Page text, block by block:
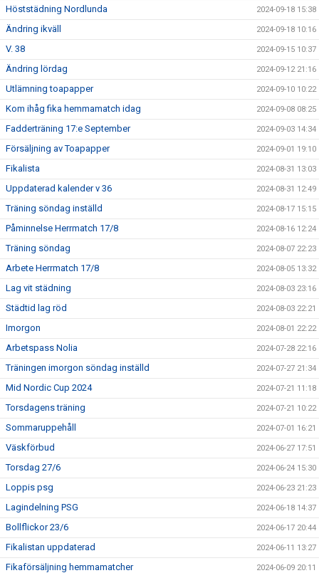
Höststädning Nordlunda 2024-09-18 15:38
Ändring ikväll 2024-09-18 10:16
V. 38 2024-09-15 10:37
Ändring lördag 2024-09-12 21:16
Utlämning toapapper 2024-09-10 10:22
Kom ihåg fika hemmamatch idag 2024-09-08 08:25
Fadderträning 17:e September 2024-09-03 14:34
Försäljning av Toapapper 2024-09-01 19:10
Fikalista 2024-08-31 13:03
Uppdaterad kalender v 36 2024-08-31 12:49
Träning söndag inställd 2024-08-17 15:15
Påminnelse Herrmatch 17/8 2024-08-16 12:24
Träning söndag 2024-08-07 22:23
Arbete Herrmatch 17/8 2024-08-05 13:32
Lag vit städning 2024-08-03 23:16
Städtid lag röd 2024-08-03 22:21
Imorgon 2024-08-01 22:22
Arbetspass Nolia 2024-07-28 22:16
Träningen imorgon söndag inställd 2024-07-27 21:34
Mid Nordic Cup 2024 2024-07-21 11:18
Torsdagens träning 2024-07-21 10:22
Sommaruppehåll 2024-07-01 16:21
Väskförbud 2024-06-27 17:51
Torsdag 27/6 2024-06-24 15:30
Loppis psg 2024-06-23 21:23
Lagindelning PSG 2024-06-18 14:37
Bollflickor 23/6 2024-06-17 20:44
Fikalistan uppdaterad 2024-06-11 13:27
Fikaförsäljning hemmamatcher 2024-06-09 20:11